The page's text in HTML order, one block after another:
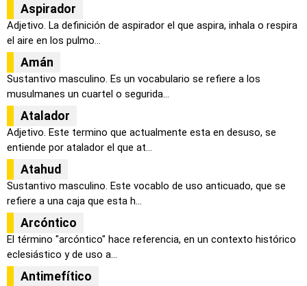
Aspirador
Adjetivo. La definición de aspirador el que aspira, inhala o respira
el aire en los pulmo...
Amán
Sustantivo masculino. Es un vocabulario se refiere a los
musulmanes un cuartel o segurida...
Atalador
Adjetivo. Este termino que actualmente esta en desuso, se
entiende por atalador el que at...
Atahud
Sustantivo masculino. Este vocablo de uso anticuado, que se
refiere a una caja que esta h...
Arcóntico
El término "arcóntico" hace referencia, en un contexto histórico
eclesiástico y de uso a...
Antimefítico